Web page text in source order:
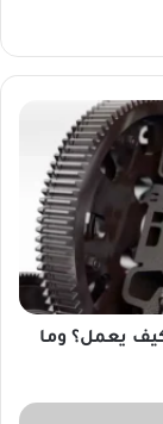
يعمل؟ وما